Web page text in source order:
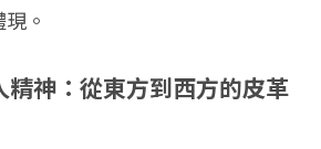
。
精神：從東方到西方的皮革